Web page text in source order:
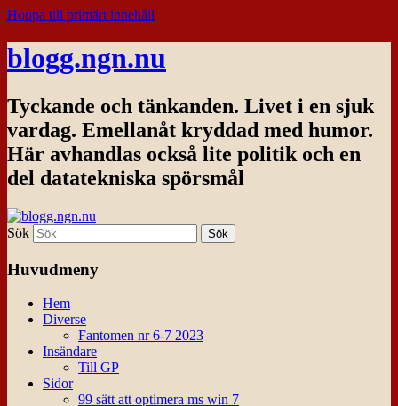
Hoppa till primärt innehåll
blogg.ngn.nu
Tyckande och tänkanden. Livet i en sjuk
vardag. Emellanåt kryddad med humor.
Här avhandlas också lite politik och en
del datatekniska spörsmål
Sök
Huvudmeny
Hem
Diverse
Fantomen nr 6-7 2023
Insändare
Till GP
Sidor
99 sätt att optimera ms win 7